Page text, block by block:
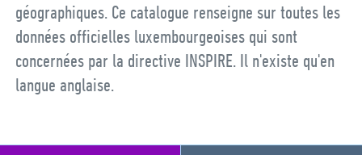
géographiques. Ce catalogue renseigne sur toutes les
données officielles luxembourgeoises qui sont
concernées par la directive INSPIRE. Il n'existe qu'en
langue anglaise.